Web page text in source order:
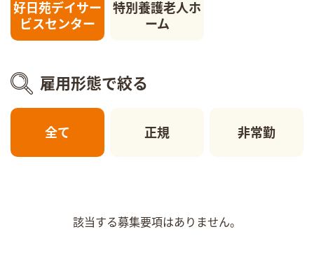
好日苑デイサー
ビスセンター
特別養護老人ホ
ーム
雇用形態で絞る
全て 正規 非常勤
該当する募集要項はありません。